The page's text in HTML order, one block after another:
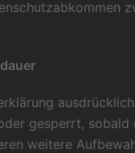
gesperrt,
weitere